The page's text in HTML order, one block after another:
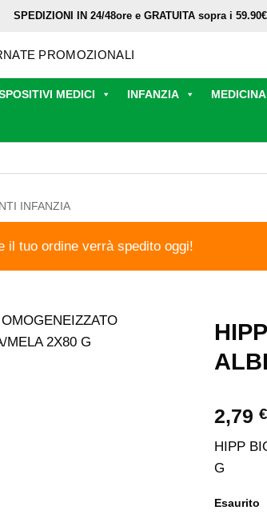
SPEDIZIONI IN 24/48ore e GRATUITA sopra i 59.90€
PROMOZIONALI
MEDICI INFANZIA
INFANZIA
il tuo ordine verrà spedito oggi!
2,79 €
HIPP
G
Esaurito